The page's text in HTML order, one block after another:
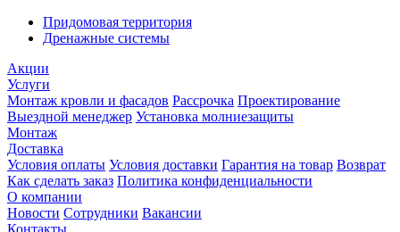
Придомовая территория
Дренажные системы
Акции
Услуги
Монтаж кровли и фасадов Рассрочка Проектирование
Выездной менеджер Установка молниезащиты
Монтаж
Доставка
Условия оплаты Условия доставки Гарантия на товар Возврат
Как сделать заказ Политика конфиденциальности
О компании
Новости Сотрудники Вакансии
Контакты